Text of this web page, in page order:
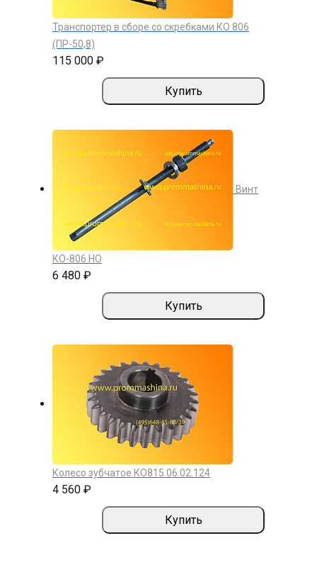
Транспортер в сборе со скребками КО 806
(ПР-50,8)
115 000 ₽
Купить
Винт
КО-806 НО
6 480 ₽
Купить
Колесо зубчатое КО815.06.02.124
4 560 ₽
Купить